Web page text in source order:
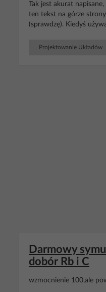
Tak jest akurat napisane,
ten tekst na górze
(sprawdzę). Kiedyś
Projektowanie Układów
Darmowy
dobór Rb i C
wzmocnienie 100,ale